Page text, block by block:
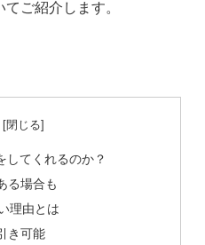
ご紹介します。
してくれるのか？
る場合も
理由とは
き可能